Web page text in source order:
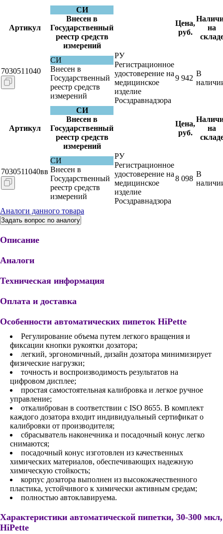
Артикул
СИ
Внесен в
Государственный
реестр средств
измерений
Цена,
руб.
на
7030511040
СИ
Внесен в
Государственный
реестр средств
измерений
РУ
Регистрационное
удостоверение на
медицинское
изделие
Росздравнадзора
9 942
В
Артикул
СИ
Внесен в
Государственный
реестр средств
измерений
Цена,
руб.
на
7030511040вв
СИ
Внесен в
Государственный
реестр средств
измерений
РУ
Регистрационное
удостоверение на
медицинское
изделие
Росздравнадзора
8 098
В
Аналоги данного товара
Задать вопрос по аналогу
Описание
Аналоги
Техническая информация
Оплата и доставка
Особенности автоматических пипеток HiPette
Регулирование объема путем легкого вращения и
фиксации кнопки рукоятки дозатора;
легкий, эргономичный, дизайн дозатора минимизирует
физические нагрузки;
точность и воспроизводимость результатов на
цифровом дисплее;
простая самостоятельная калибровка и легкое ручное
управление;
откалиброван в соответствии с ISO 8655. В комплект
каждого дозатора входит индивидуальный сертификат о
калибровки от производителя;
сбрасыватель наконечника и посадочный конус легко
снимаются;
посадочный конус изготовлен из качественных
химических материалов, обеспечивающих надежную
химическую стойкость;
корпус дозатора выполнен из высококачественного
пластика, устойчивого к химически активным средам;
полностью автоклавируема.
Характеристики автоматической пипетки, 30-300 мкл,
HiPette